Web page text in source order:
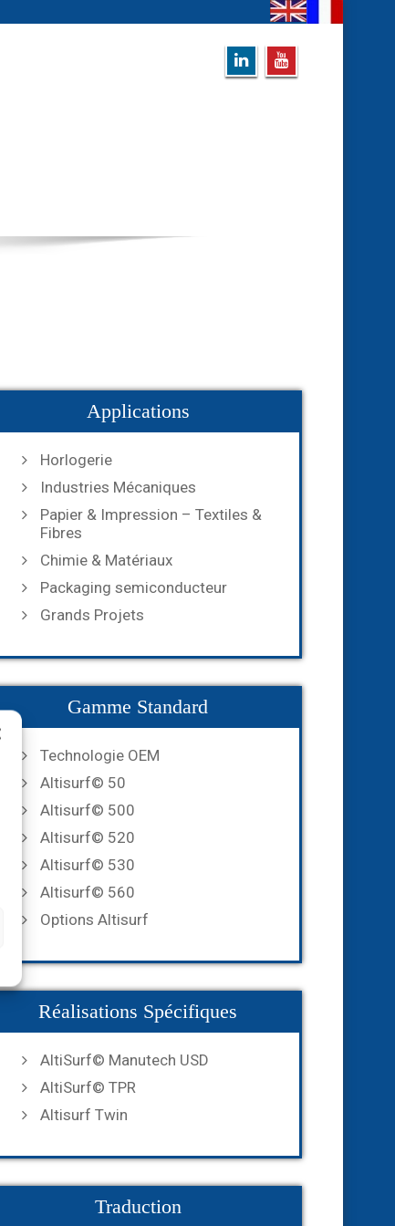
Applications
Horlogerie
Industries Mécaniques
Papier & Impression – Textiles &
Fibres
Chimie & Matériaux
Packaging semiconducteur
Grands Projets
Gamme Standard
Technologie OEM
Altisurf© 50
Altisurf© 500
Altisurf© 520
Altisurf© 530
Altisurf© 560
Options Altisurf
Réalisations Spécifiques
AltiSurf© Manutech USD
AltiSurf© TPR
Altisurf Twin
Traduction